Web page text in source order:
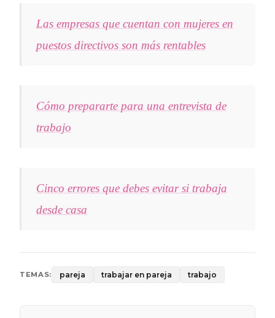
Las empresas que cuentan con mujeres en
puestos directivos son más rentables
Cómo prepararte para una entrevista de
trabajo
Cinco errores que debes evitar si trabaja
desde casa
TEMAS: pareja trabajar en pareja trabajo